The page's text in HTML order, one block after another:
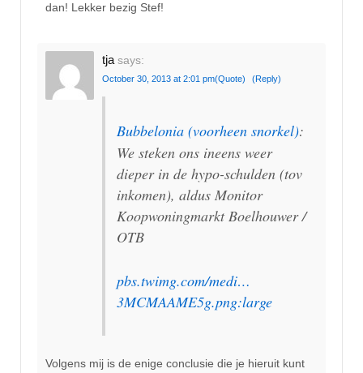
dan! Lekker bezig Stef!
tja says:
October 30, 2013 at 2:01 pm(Quote) (Reply)
Bubbelonia (voorheen snorkel):
We steken ons ineens weer
dieper in de hypo-schulden (tov
inkomen), aldus Monitor
Koopwoningmarkt Boelhouwer /
OTB
pbs.twimg.com/medi…
3MCMAAME5g.png:large
Volgens mij is de enige conclusie die je hieruit kunt